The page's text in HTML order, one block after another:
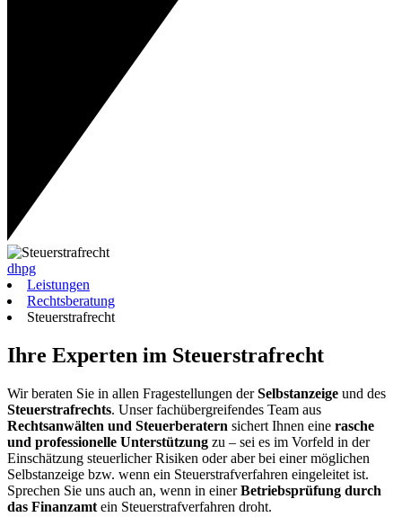
dhpg
Leistungen
Rechtsberatung
Steuerstrafrecht
Ihre Experten im Steuerstrafrecht
Wir beraten Sie in allen Fragestellungen derSelbstanzeige und des
Steuerstrafrechts. Unser fachübergreifendes Team aus
Rechtsanwälten und Steuerberatern sichert Ihnen eine rasche
und professionelle Unterstützung zu – sei es im Vorfeld in der
Einschätzung steuerlicher Risiken oder aber bei einer möglichen
Selbstanzeige bzw. wenn ein Steuerstrafverfahren eingeleitet ist.
Sprechen Sie uns auch an, wenn in einerBetriebsprüfung durch
das Finanzamt ein Steuerstrafverfahren droht.